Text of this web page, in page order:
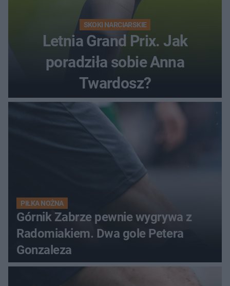
SKOKI NARCIARSKIE
Letnia Grand Prix. Jak
poradziła sobie Anna
Twardosz?
PIŁKA NOŻNA
Górnik Zabrze pewnie wygrywa z
Radomiakiem. Dwa gole Petera
Gonzaleza